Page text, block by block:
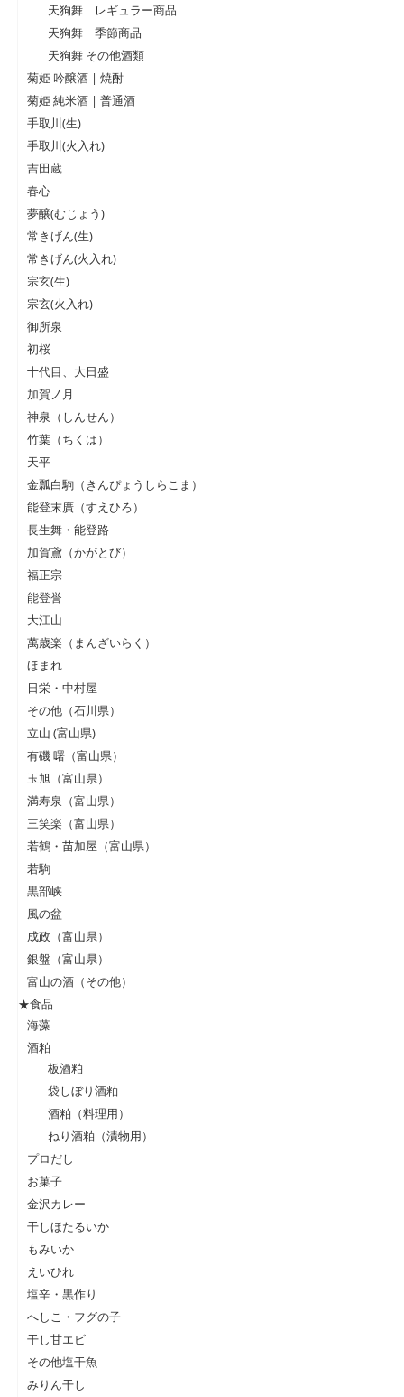
天狗舞 レギュラー商品
天狗舞 季節商品
天狗舞 その他酒類
菊姫 吟醸酒 | 焼酎
菊姫 純米酒 | 普通酒
手取川(生)
手取川(火入れ)
吉田蔵
春心
夢醸(むじょう)
常きげん(生)
常きげん(火入れ)
宗玄(生)
宗玄(火入れ)
御所泉
初桜
十代目、大日盛
加賀ノ月
神泉（しんせん）
竹葉（ちくは）
天平
金瓢白駒（きんぴょうしらこま）
能登末廣（すえひろ）
長生舞・能登路
加賀鳶（かがとび）
福正宗
能登誉
大江山
萬歳楽（まんざいらく）
ほまれ
日栄・中村屋
その他（石川県）
立山 (富山県)
有磯 曙（富山県）
玉旭（富山県）
満寿泉（富山県）
三笑楽（富山県）
若鶴・苗加屋（富山県）
若駒
黒部峡
風の盆
成政（富山県）
銀盤（富山県）
富山の酒（その他）
★食品
海藻
酒粕
板酒粕
袋しぼり酒粕
酒粕（料理用）
ねり酒粕（漬物用）
プロだし
お菓子
金沢カレー
干しほたるいか
もみいか
えいひれ
塩辛・黒作り
へしこ・フグの子
干し甘エビ
その他塩干魚
みりん干し